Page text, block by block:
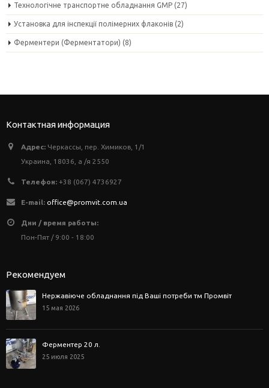
Технологічне транспортне обладнання GMP (27)
Установка для інспекції полімерних флаконів (2)
Ферментери (Ферментатори) (8)
Контактная информация
Адрес: Черкассы, пер. Химиков, 1/1
Украина, 18036, а /я 2550
Телефон: +38 (067) 4736927
E-mail: office@promvit.com.ua
Дни / время работы:
Пон-Пят / 9:00 - 18:00
Рекомендуем
Нержавіюче обладнання під Ваші потреби тм Промвіт
15 мая 2026
Ферментер 20 л.
25 июля 2025